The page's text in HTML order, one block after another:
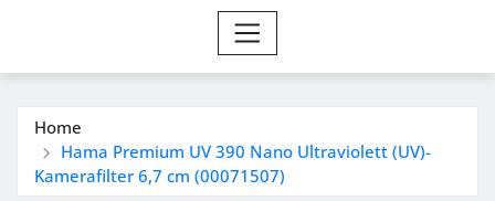
Home
Hama Premium UV 390 Nano Ultraviolett (UV)-
Kamerafilter 6,7 cm (00071507)